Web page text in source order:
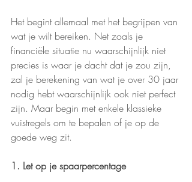
Het begint allemaal met het begrijpen van
wat je wilt bereiken. Net zoals je
financiële situatie nu waarschijnlijk niet
precies is waar je dacht dat je zou zijn,
zal je berekening van wat je over 30 jaar
nodig hebt waarschijnlijk ook niet perfect
zijn. Maar begin met enkele klassieke
vuistregels om te bepalen of je op de
goede weg zit.
1. Let op je spaarpercentage